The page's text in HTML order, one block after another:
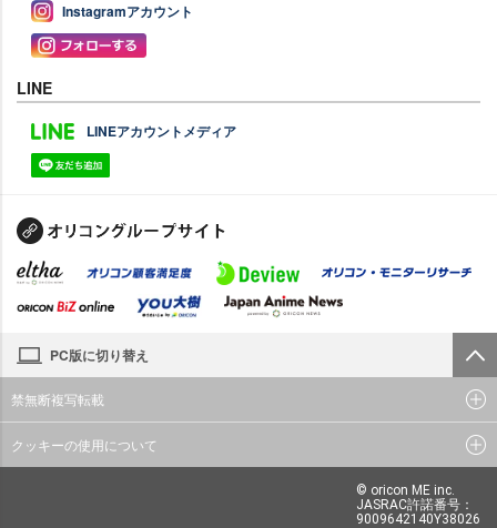
Instagramアカウント
LINE
LINEアカウントメディア
PC版に切り替え
禁無断複写転載
クッキーの使用について
© oricon ME inc.
JASRAC許諾番号：
9009642140Y38026